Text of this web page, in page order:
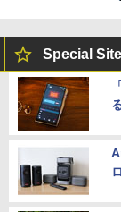
Special Site